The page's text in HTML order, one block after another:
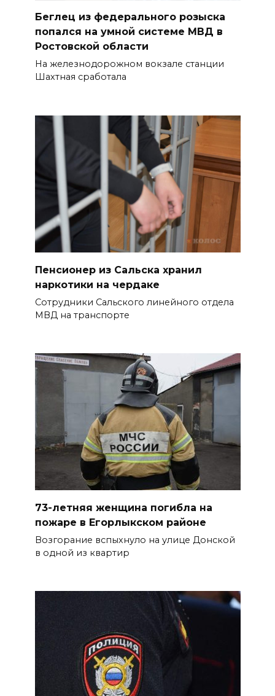
07 августа 2026 18:38
Бесплатные путевки для 17
тысяч детей: в Ростовской
области продолжается
07 августа 2026 18:30
Судьба аварийного особняка
в донской столице
07 августа 2026 18:28
«Метеор» «Андрей Байков»
07 августа 2026 18:25
Меры поддержки после ЧС
07 августа 2026 17:48
избирательного процесса в
период ЕДГ-2026
07 августа 2026 17:14
В Ростове доходный дом
Емельяновых на Большой
Садовой, 94, обследуют
специалисты
Бетон и влага: эксперт ЮФУ
объяснил, почему
ростовчанам тяжело
БОЛЬШЕ НОВОСТЕЙ
Беглец из федерального розыска
попался на умной системе МВД в
Ростовской области
На железнодорожном вокзале станции
Шахтная сработала
Пенсионер из Сальска хранил
наркотики на чердаке
Сотрудники Сальского линейного отдела
МВД на транспорте
73-летняя женщина погибла на
пожаре в Егорлыкском районе
Возгорание вспыхнуло на улице Донской
в одной из квартир